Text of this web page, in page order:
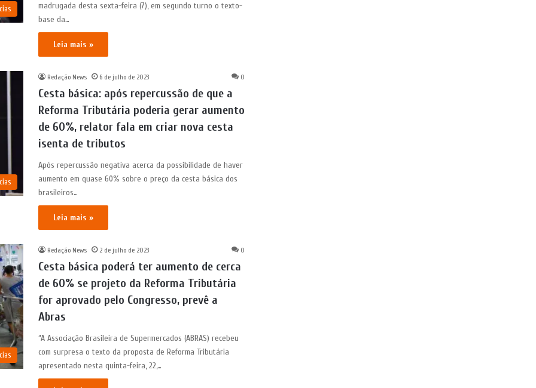
madrugada desta sexta-feira (7), em segundo turno o texto-
base da…
Leia mais »
Redação News 6 de julho de 2023 0
Cesta básica: após repercussão de que a
Reforma Tributária poderia gerar aumento
de 60%, relator fala em criar nova cesta
isenta de tributos
Após repercussão negativa acerca da possibilidade de haver
aumento em quase 60% sobre o preço da cesta básica dos
brasileiros…
Leia mais »
Redação News 2 de julho de 2023 0
Cesta básica poderá ter aumento de cerca
de 60% se projeto da Reforma Tributária
for aprovado pelo Congresso, prevê a
Abras
“A Associação Brasileira de Supermercados (ABRAS) recebeu
com surpresa o texto da proposta de Reforma Tributária
apresentado nesta quinta-feira, 22,…